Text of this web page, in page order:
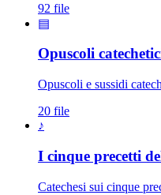
92 file
▤
Opuscoli
Opuscoli e sussidi
20 file
♪
I cinque precetti
Catechesi sui cinque